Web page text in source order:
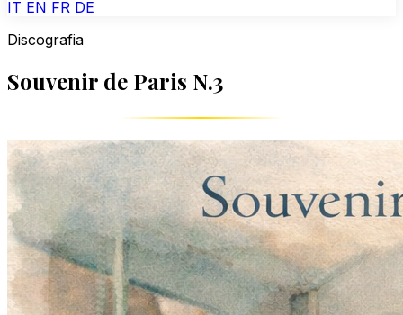
IT EN FR DE
Discografia
Souvenir de Paris N.3